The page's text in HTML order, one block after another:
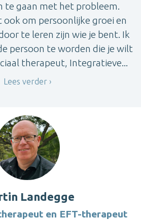
te gaan met het probleem.
ook om persoonlijke groei en
te leren zijn wie je bent. Ik
persoon te worden die je wilt
therapeut, Integratieve...
Lees verder
Landegge
en EFT-therapeut